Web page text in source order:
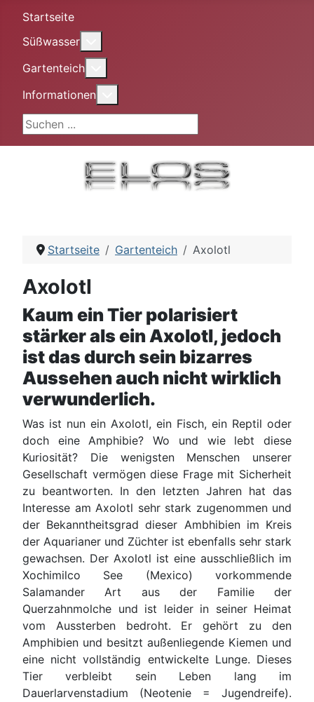
Startseite
Süßwasser
Gartenteich
Informationen
Suchen ...
Startseite Gartenteich Axolotl
Axolotl
Kaum ein Tier polarisiert
stärker als ein Axolotl, jedoch
ist das durch sein bizarres
Aussehen auch nicht wirklich
verwunderlich.
Was ist nun ein Axolotl, ein Fisch, ein Reptil oder
doch eine Amphibie? Wo und wie lebt diese
Kuriosität? Die wenigsten Menschen unserer
Gesellschaft vermögen diese Frage mit Sicherheit
zu beantworten. In den letzten Jahren hat das
Interesse am Axolotl sehr stark zugenommen und
der Bekanntheitsgrad dieser Ambhibien im Kreis
der Aquarianer und Züchter ist ebenfalls sehr stark
gewachsen. Der Axolotl ist eine ausschließlich im
Xochimilco See (Mexico) vorkommende
Salamander Art aus der Familie der
Querzahnmolche und ist leider in seiner Heimat
vom Aussterben bedroht. Er gehört zu den
Amphibien und besitzt außenliegende Kiemen und
eine nicht vollständig entwickelte Lunge. Dieses
Tier verbleibt sein Leben lang im
Dauerlarvenstadium (Neotenie = Jugendreife).